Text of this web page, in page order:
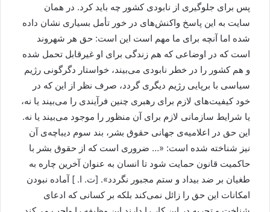
پس برای جلوگیری از نابودی کشور چه باید کرد. در همان
سایت به این پاسخ واکنش‌های در خور تأمل بسیاری نشان داده
شده اما آنچه برای ما مهم است این است: حق هر شهروند
است که در اوضاعی که هم زندگی برای او غیرقابل تحمل شده
و هم کشور را در خطر نابودی می‌بیند، خواستار دگرگونی رژیم
سیاسی با برپایی رژیم دیگری گردد، صرف نظر از این که در
خود کیفیت‌های لازم برای رهبری چنین فرآیندی را می‌بیند یا نه،
یا شرایط سازمانی لازم برای آن منظور را موجود می‌بیند یا نه.
این حق در اعلامیه‌ی جهانی حقوق بشر، بند سوم دیباچه‌ی آن
نیز شناخته شده است: «… ضروری است که از حقوق بشر با
حاکمیت قانون حمایت شود تا انسان به عنوان آخرین چاره به
طغیان بر ضد بیداد و ستم مجبور نگردد». [ت. ا. ] آماده نبودن
امکانات این حق را زائل نمی‌کند بلکه بر کسانی که ادعای